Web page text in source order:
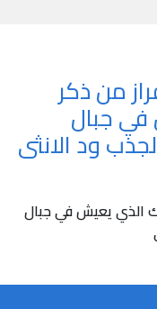
من ذكر
في جبال
ود الانثى
الذي يعيش في جبال